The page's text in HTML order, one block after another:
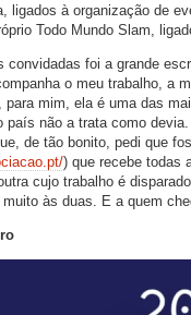
ligados à organização de
Todo Mundo Slam,
convidadas foi a grande
o meu trabalho, a
para mim, ela é uma das
país não a trata como
de tão bonito, pedi que
) que recebe todas
cujo trabalho é
às duas. E a quem